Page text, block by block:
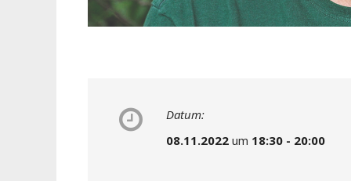
Datum:
08.11.2022 um 18:30 - 20:00